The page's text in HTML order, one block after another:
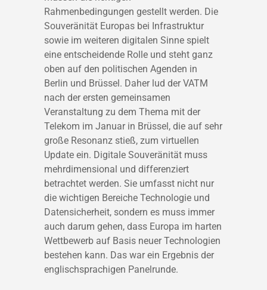
Rahmenbedingungen gestellt werden. Die
Souveränität Europas bei Infrastruktur
sowie im weiteren digitalen Sinne spielt
eine entscheidende Rolle und steht ganz
oben auf den politischen Agenden in
Berlin und Brüssel. Daher lud der VATM
nach der ersten gemeinsamen
Veranstaltung zu dem Thema mit der
Telekom im Januar in Brüssel, die auf sehr
große Resonanz stieß, zum virtuellen
Update ein. Digitale Souveränität muss
mehrdimensional und differenziert
betrachtet werden. Sie umfasst nicht nur
die wichtigen Bereiche Technologie und
Datensicherheit, sondern es muss immer
auch darum gehen, dass Europa im harten
Wettbewerb auf Basis neuer Technologien
bestehen kann. Das war ein Ergebnis der
englischsprachigen Panelrunde.